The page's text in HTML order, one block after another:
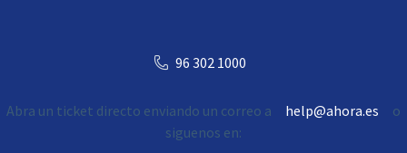
96 302 1000
Abra un ticket directo enviando un correo a help@ahora.es
o
siguenos en: